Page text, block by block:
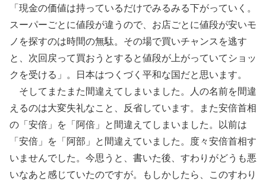
「現金の価値は持っているだけでみるみる下がっていく。
スーパーごとに値段が違うので、お店ごとに値段が安いモ
ノを探すのは時間の無駄。その場で買いチャンスを逃す
と、次回戻って買おうとすると値段が上がっていてショッ
クを受ける」。日本はつくづく平和な国だと思います。
そしてまたまた間違えてしまいました。人の名前を間違
えるのは大変失礼なこと、反省しています。また安倍首相
の「安倍」を「阿倍」と間違えてしまいました。以前は
「安倍」を「阿部」と間違えていました。度々安倍首相す
いませんでした。今思うと、書いた後、すわりがどうも悪
いなあと感じていたのですが。もしかしたら、このすわり